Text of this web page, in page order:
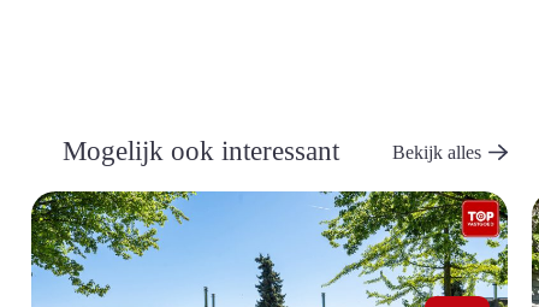
Mogelijk ook interessant Bekijk alles